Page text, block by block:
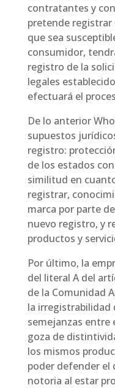
contratantes y
pretende
que sea
consumidor,
registro de la
legales
efectuará el
De lo anterior
supuestos
registro:
de los estados
similitud en
registrar,
marca por parte
nuevo registro, y
productos y
Por último, la
del literal A del
de la Comunidad
la irregistrabilidad
semejanzas entre
goza de
los mismos
poder defender el
notoria al estar